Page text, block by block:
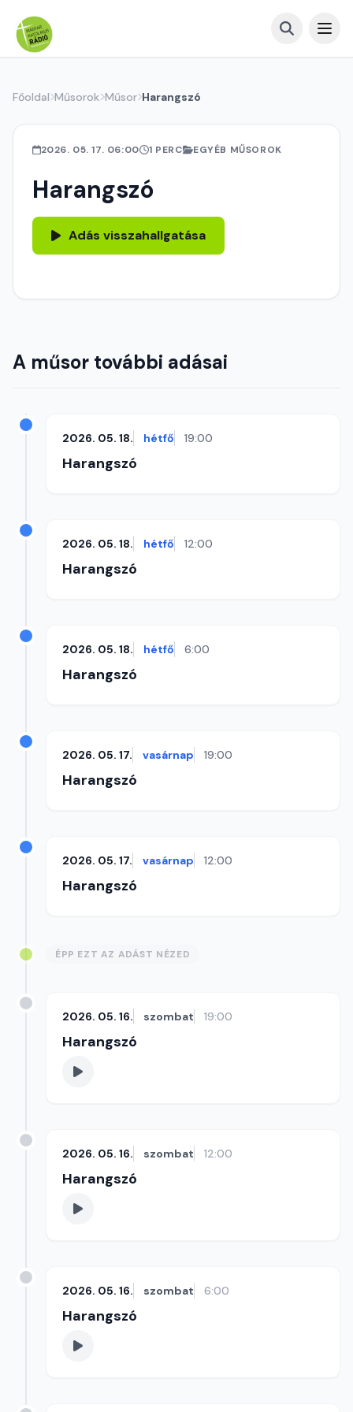
Főoldal Műsorok Műsor Harangszó
2026. 05. 17. 06:00 1 PERC EGYÉB MŰSOROK
Harangszó
Adás visszahallgatása
A műsor további adásai
2026. 05. 18. hétfő 19:00
Harangszó
2026. 05. 18. hétfő 12:00
Harangszó
2026. 05. 18. hétfő 6:00
Harangszó
2026. 05. 17. vasárnap 19:00
Harangszó
2026. 05. 17. vasárnap 12:00
Harangszó
ÉPP EZT AZ ADÁST NÉZED
2026. 05. 16. szombat 19:00
Harangszó
2026. 05. 16. szombat 12:00
Harangszó
2026. 05. 16. szombat 6:00
Harangszó